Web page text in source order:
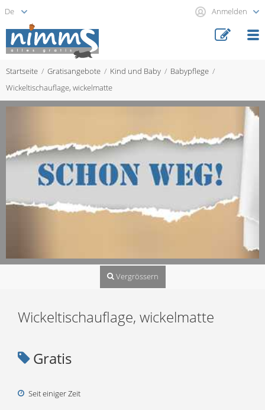
Anmelden
Startseite Gratisangebote Kind und Baby
Babypflege
Wickeltischauflage, wickelmatte
Vergrössern
Wickeltischauflage, wickelmatte
Gratis
Seit einiger Zeit